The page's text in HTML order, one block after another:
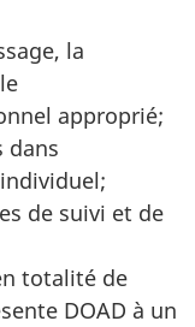
la
approprié;
dans
de suivi et de
totalité de
DOAD à un